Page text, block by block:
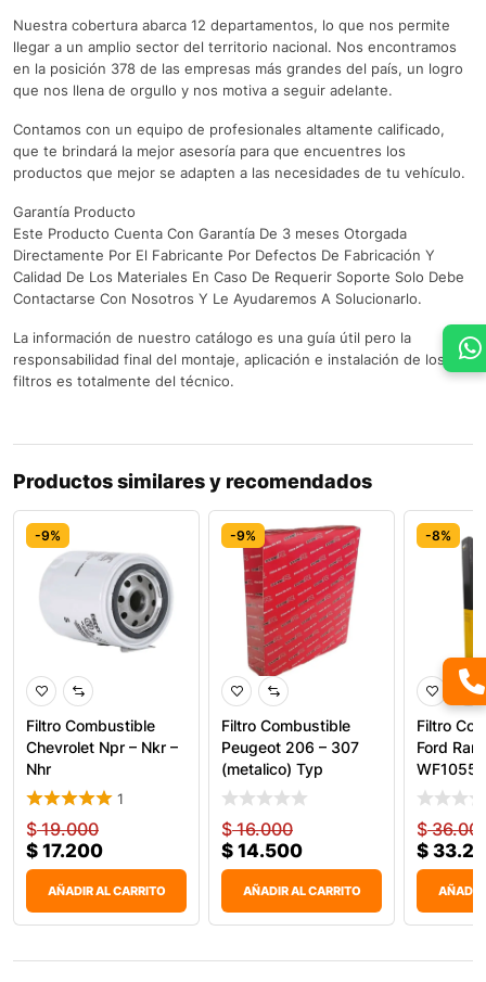
Nuestra cobertura abarca 12 departamentos, lo que nos permite
llegar a un amplio sector del territorio nacional. Nos encontramos
en la posición 378 de las empresas más grandes del país, un logro
que nos llena de orgullo y nos motiva a seguir adelante.
Contamos con un equipo de profesionales altamente calificado,
que te brindará la mejor asesoría para que encuentres los
productos que mejor se adapten a las necesidades de tu vehículo.
Garantía Producto
Este Producto Cuenta Con Garantía De 3 meses Otorgada
Directamente Por El Fabricante Por Defectos De Fabricación Y
Calidad De Los Materiales En Caso De Requerir Soporte Solo Debe
Contactarse Con Nosotros Y Le Ayudaremos A Solucionarlo.
La información de nuestro catálogo es una guía útil pero la
responsabilidad final del montaje, aplicación e instalación de los
filtros es totalmente del técnico.
Productos similares y recomendados
-9%
Filtro Combustible
Chevrolet Npr – Nkr –
Nhr
1
$19.000
$ 17.200
AÑADIR AL CARRITO
-9%
Filtro Combustible
Peugeot 206 – 307
(metalico) Typ
$16.000
$ 14.500
AÑADIR AL CARRITO
-8%
Filtro
Ford
$
$
AÑADIR